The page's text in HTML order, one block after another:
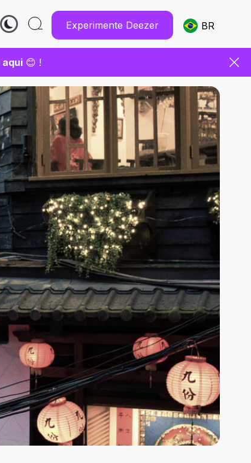
Experimente Deezer BR
aqui😊 !